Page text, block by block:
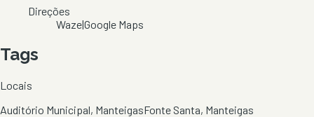
Direções
Waze|Google Maps
Tags
Locais
Auditório Municipal, ManteigasFonte Santa, Manteigas